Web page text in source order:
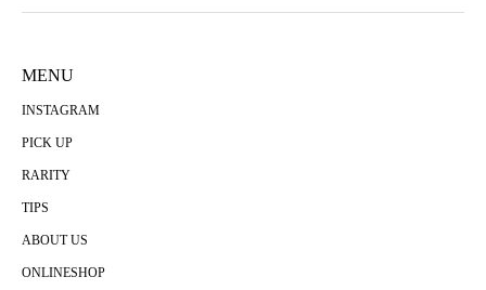
MENU
INSTAGRAM
PICK UP
RARITY
TIPS
ABOUT US
ONLINESHOP